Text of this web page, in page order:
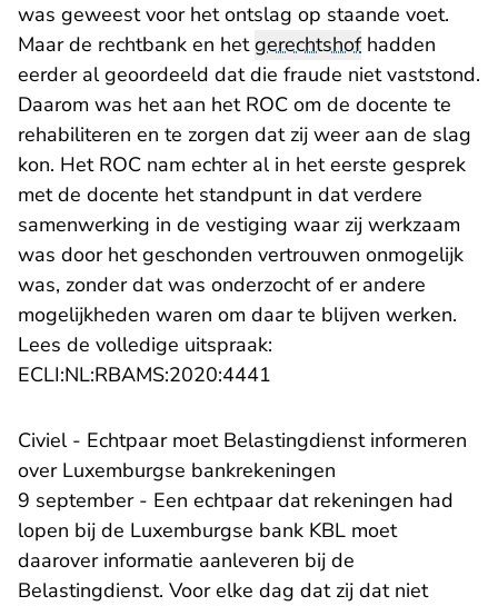
was geweest voor het ontslag op staande voet.
Maar de rechtbank en hetgerechtshofhadden
eerder al geoordeeld dat die fraude niet vaststond.
Daarom was het aan het ROC om de docente te
rehabiliteren en te zorgen dat zij weer aan de slag
kon. Het ROC nam echter al in het eerste gesprek
met de docente het standpunt in dat verdere
samenwerking in de vestiging waar zij werkzaam
was door het geschonden vertrouwen onmogelijk
was, zonder dat was onderzocht of er andere
mogelijkheden waren om daar te blijven werken.
Lees de volledige uitspraak:
ECLI:NL:RBAMS:2020:4441
​Civiel - Echtpaar moet Belastingdienst informeren
over Luxemburgse bankrekeningen
9 september - Een echtpaar dat rekeningen had
lopen bij de Luxemburgse bank KBL moet
daarover informatie aanleveren bij de
Belastingdienst. Voor elke dag dat zij dat niet